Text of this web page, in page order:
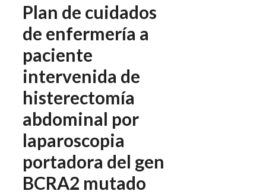
Plan de cuidados
de enfermería a
paciente
intervenida de
histerectomía
abdominal por
laparoscopia
portadora del gen
BCRA2 mutado